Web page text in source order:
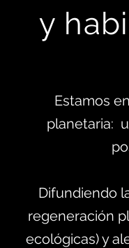
y
Estamos
planetaria:
Difundiendo
regeneración
ecológicas) y